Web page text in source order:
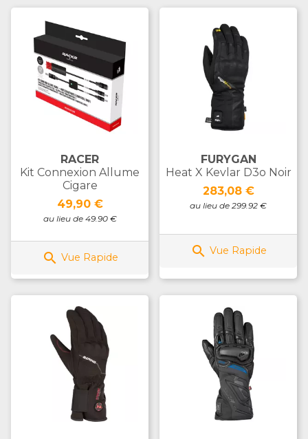
RACER
Kit Connexion Allume
Cigare
Prix
49,90 €
au lieu de 49.90 €
 Vue Rapide
FURYGAN
Heat X Kevlar D3o Noir
Prix
283,08 €
au lieu de 299.92 €
 Vue Rapide